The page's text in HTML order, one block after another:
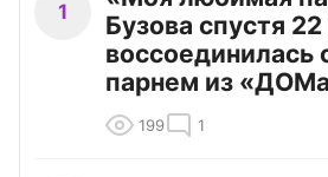
1
Бузова спустя 22
парнем из
199 1